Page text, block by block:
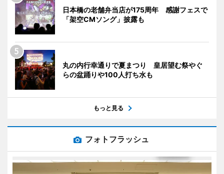
日本橋の老舗弁当店が175周年 感謝フェスで
「架空CMソング」披露も
丸の内行幸通りで夏まつり 皇居望む祭やぐ
らの盆踊りや100人打ち水も
もっと見る
フォトフラッシュ